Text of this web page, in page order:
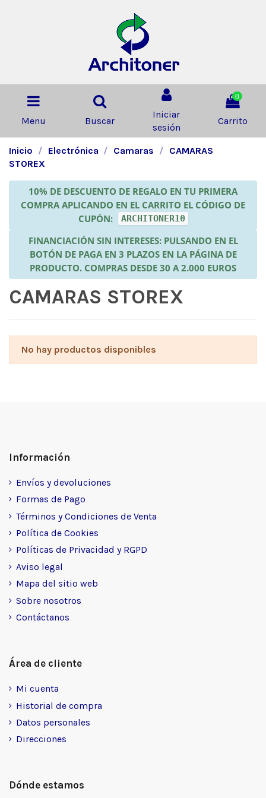
Menu Buscar
Iniciar
sesión
0
Carrito
Inicio Electrónica Camaras
CAMARAS
STOREX
10% DE DESCUENTO DE REGALO EN TU PRIMERA
COMPRA APLICANDO EN EL CARRITO EL CÓDIGO DE
CUPÓN:
ARCHITONER10
FINANCIACIÓN SIN INTERESES: PULSANDO EN EL
BOTÓN DE PAGA EN 3 PLAZOS EN LA PÁGINA DE
PRODUCTO. COMPRAS DESDE 30 A 2.000 EUROS
CAMARAS STOREX
No hay productos disponibles
Información
Envíos y devoluciones
Formas de Pago
Términos y Condiciones de Venta
Política de Cookies
Políticas de Privacidad y RGPD
Aviso legal
Mapa del sitio web
Sobre nosotros
Contáctanos
Área de cliente
Mi cuenta
Historial de compra
Datos personales
Direcciones
Dónde estamos